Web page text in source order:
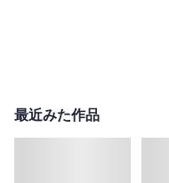
最近みた作品